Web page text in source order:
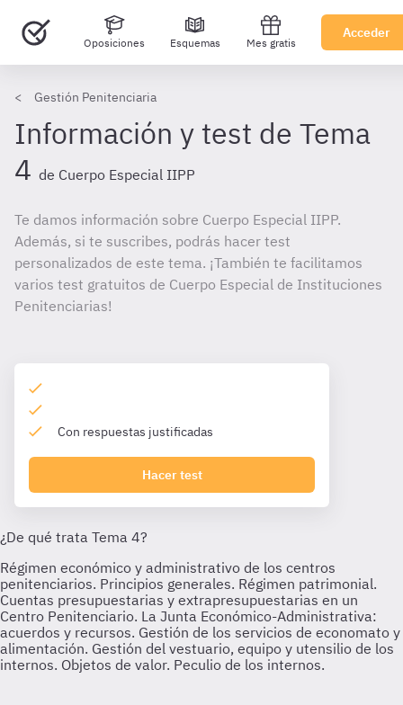
Oposiciones Esquemas Mes gratis
Acceder
Gestión Penitenciaria
Información y test de Tema
4 de Cuerpo Especial IIPP
Te damos información sobre Cuerpo Especial IIPP.
Además, si te suscribes, podrás hacer test
personalizados de este tema. ¡También te facilitamos
varios test gratuitos de Cuerpo Especial de Instituciones
Penitenciarias!
Con respuestas justificadas
Hacer test